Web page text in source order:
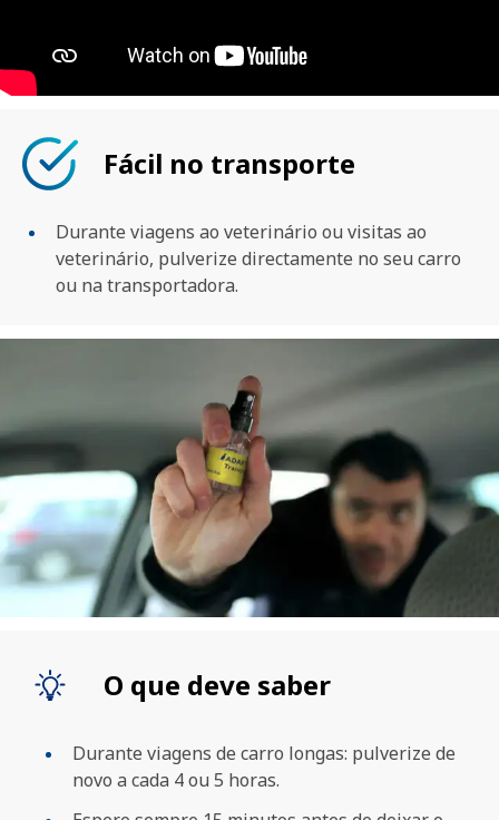
Fácil no transporte
Durante viagens ao veterinário ou visitas ao
veterinário, pulverize directamente no seu carro
ou na transportadora.
O que deve saber
Durante viagens de carro longas: pulverize de
novo a cada 4 ou 5 horas.